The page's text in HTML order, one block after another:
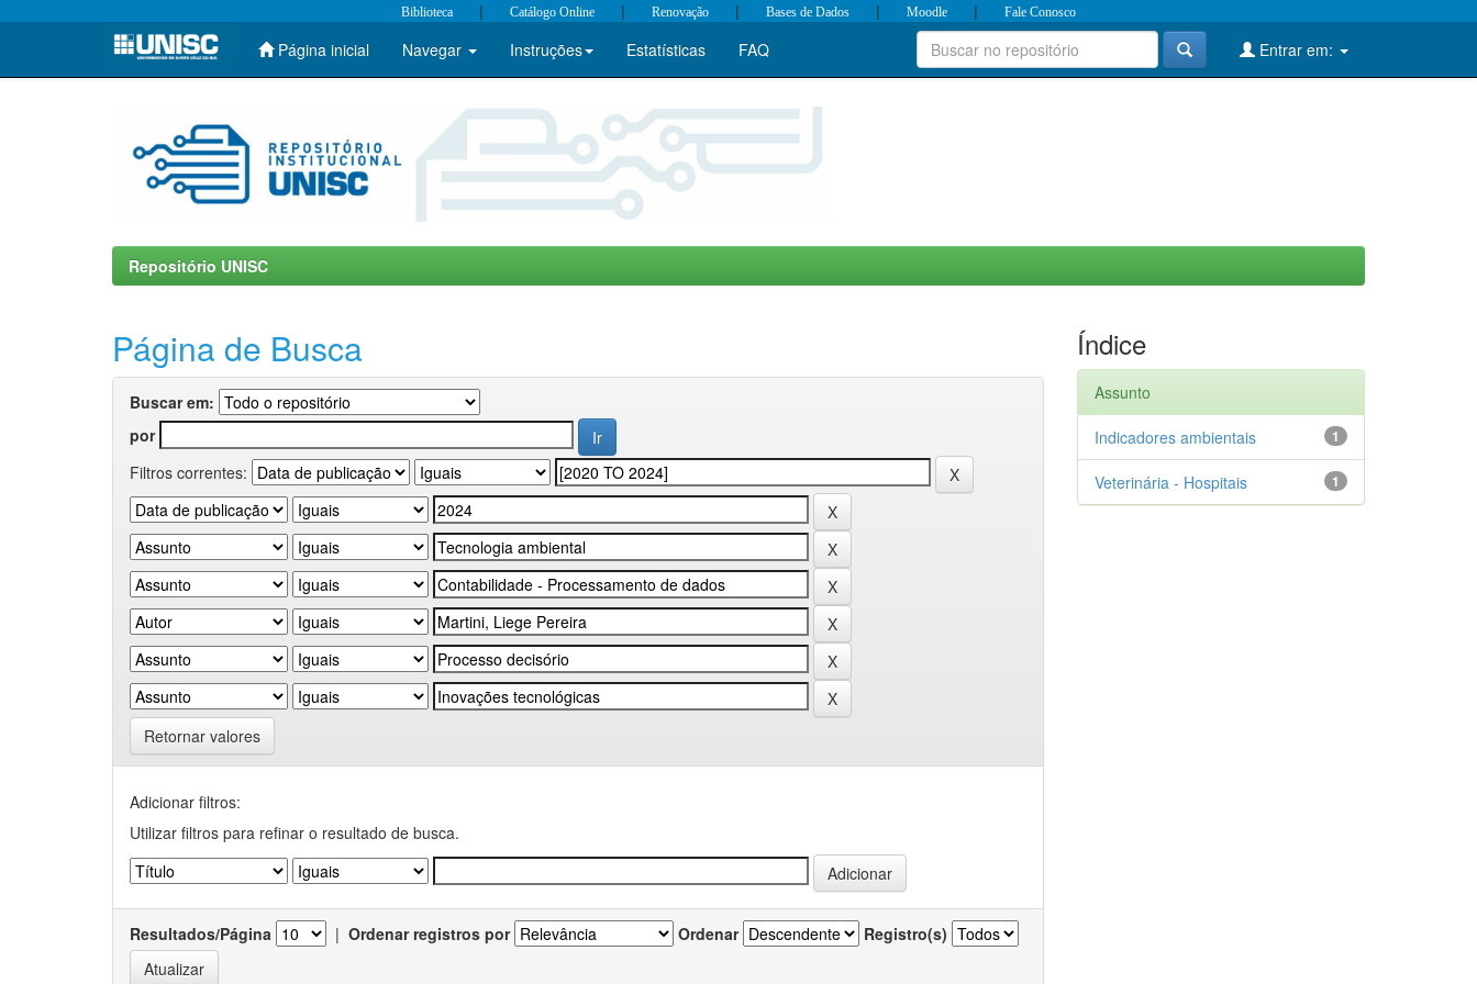
Skip
Biblioteca | Catálogo Online | Renovação | Bases de Dados | Moodle | Fale Conosco
Página inicial Navegar Instruções Estatísticas FAQ Entrar em:
Repositório UNISC
Página de Busca
Buscar em:
por
Filtros correntes:
Retornar valores
Adicionar filtros:
Utilizar filtros para refinar o resultado de busca.
Resultados/Página | Ordenar registros por Ordenar Registro(s)
Índice
Assunto
1
Indicadores ambientais
1
Veterinária - Hospitais